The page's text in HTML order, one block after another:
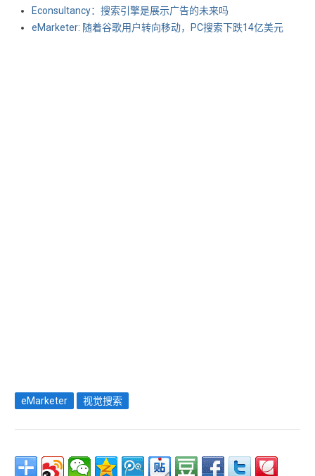
Econsultancy：搜索引擎是展示广告的未来吗
eMarketer: 随着谷歌用户转向移动，PC搜索下跌14亿美元
eMarketer 视觉搜索